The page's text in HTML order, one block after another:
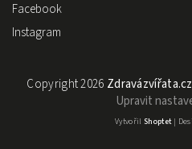
Facebook
Instagram
Copyright 2026 Zdravázvířata.cz
Upravit
Vytvořil Shoptet|